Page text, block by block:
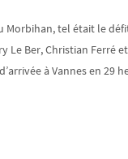
Morbihan, tel était le
Le Ber, Christian Ferré
à Vannes en 29